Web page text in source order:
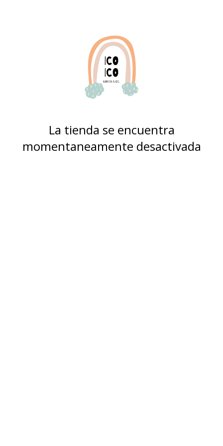
La tienda se encuentra
momentaneamente desactivada